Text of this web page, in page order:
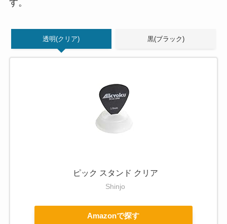
す。
透明(クリア) 黒(ブラック)
ピック スタンド クリア
Shinjo
Amazonで探す